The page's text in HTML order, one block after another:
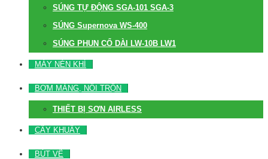
SÚNG TỰ ĐỘNG SGA-101 SGA-3
SÚNG Supernova WS-400
SÚNG PHUN CỔ DÀI LW-10B LW1
MÁY NÉN KHÍ
BƠM MÀNG, NỒI TRỘN
THIẾT BỊ SƠN AIRLESS
CÂY KHUẤY
BÚT VẼ